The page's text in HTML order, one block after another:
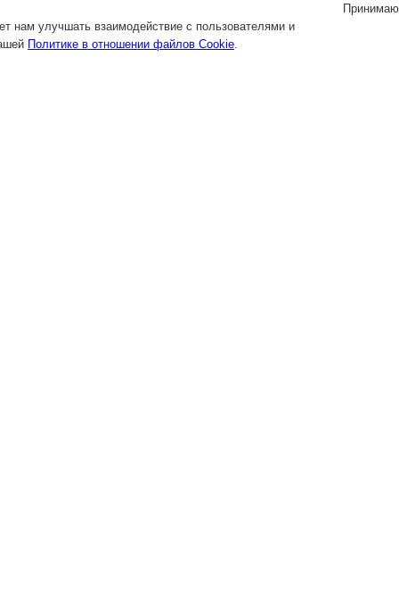
нам улучшать взаимодействие с пользователями и
Политике в отношении файлов Cookie.
Принимаю